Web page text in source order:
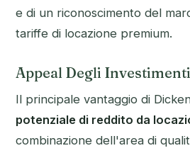
e di un riconoscimento del
tariffe di locazione premium.
Appeal Degli Investimenti
Il principale vantaggio di
potenziale di reddito da
combinazione dell'area di